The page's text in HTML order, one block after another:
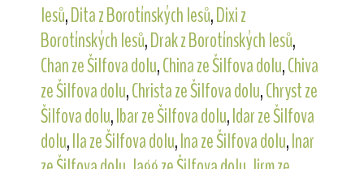
lesů,Dita z Borotínských lesů,Dixi z
Borotínských lesů,Drak z Borotínských lesů,
Chan ze Šilfova dolu,China ze Šilfova dolu,Chiva
ze Šilfova dolu,Christa ze Šilfova dolu,Chryst ze
Šilfova dolu,Ibar ze Šilfova dolu,Idar ze Šilfova
dolu,Ila ze Šilfova dolu,Ina ze Šilfova dolu,Inar